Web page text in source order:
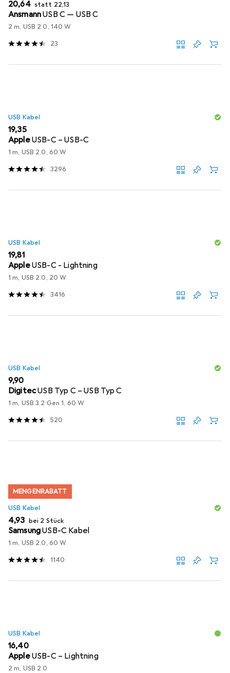
EUR
20,64 statt EUR
22,13
AnsmannUSB C — USB C
2 m, USB 2.0, 140 W
23
USB Kabel
EUR
19,35
AppleUSB-C – USB-C
1 m, USB 2.0, 60 W
3296
USB Kabel
EUR
19,81
AppleUSB-C - Lightning
1 m, USB 2.0, 20 W
3416
USB Kabel
EUR
9,90
DigitecUSB Typ C – USB Typ C
1 m, USB 3.2 Gen 1, 60 W
520
MENGENRABATT
USB Kabel
EUR
4,93 bei 2 Stück
SamsungUSB-C Kabel
1 m, USB 2.0, 60 W
1140
USB Kabel
EUR
16,40
AppleUSB-C – Lightning
2 m, USB 2.0